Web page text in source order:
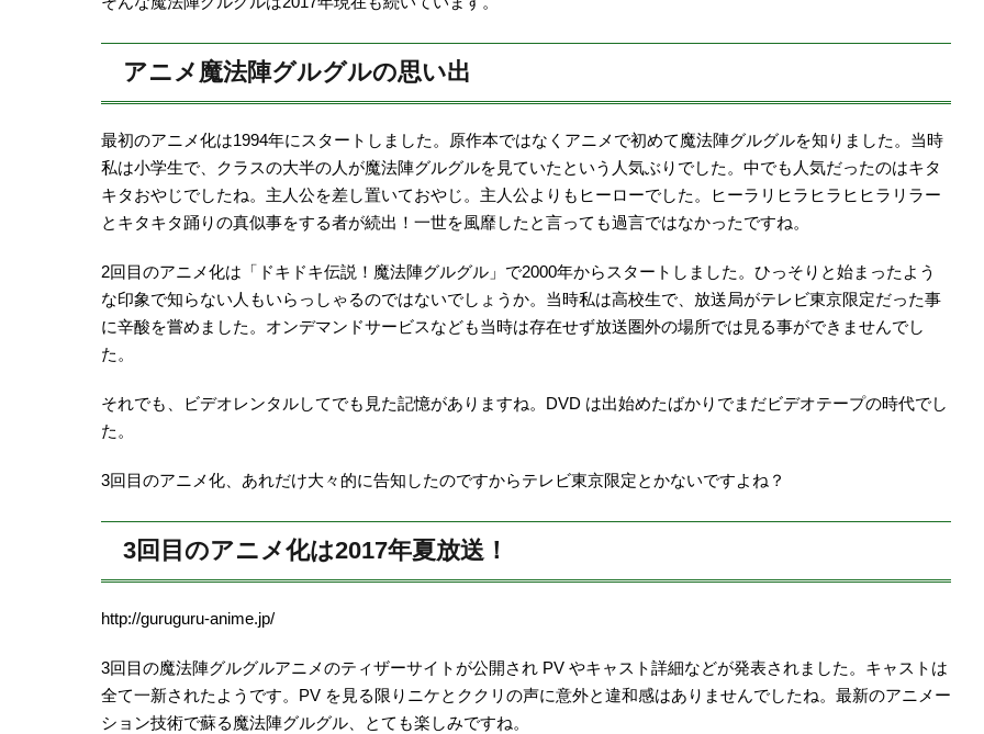
アニメ魔法陣グルグルの思い出
最初のアニメ化は1994年にスタートしました。原作本ではなくアニメで初めて魔法陣グルグルを知りました。当時
私は小学生で、クラスの大半の人が魔法陣グルグルを見ていたという人気ぶりでした。中でも人気だったのはキタ
キタおやじでしたね。主人公を差し置いておやじ。主人公よりもヒーローでした。ヒーラリヒラヒラヒヒラリラー
とキタキタ踊りの真似事をする者が続出！一世を風靡したと言っても過言ではなかったですね。
2回目のアニメ化は「ドキドキ伝説！魔法陣グルグル」で2000年からスタートしました。ひっそりと始まったよう
な印象で知らない人もいらっしゃるのではないでしょうか。当時私は高校生で、放送局がテレビ東京限定だった事
に辛酸を嘗めました。オンデマンドサービスなども当時は存在せず放送圏外の場所では見る事ができませんでし
た。
それでも、ビデオレンタルしてでも見た記憶がありますね。DVD は出始めたばかりでまだビデオテープの時代でし
た。
3回目のアニメ化、あれだけ大々的に告知したのですからテレビ東京限定とかないですよね？
3回目のアニメ化は2017年夏放送！
http://guruguru-anime.jp/
3回目の魔法陣グルグルアニメのティザーサイトが公開され PV やキャスト詳細などが発表されました。キャストは
全て一新されたようです。PV を見る限りニケとククリの声に意外と違和感はありませんでしたね。最新のアニメー
ション技術で蘇る魔法陣グルグル、とても楽しみですね。